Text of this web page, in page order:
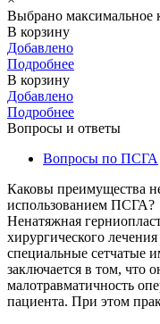
Выбрано максимальное
В корзину
Добавлено
Подробнее
В корзину
Добавлено
Подробнее
Вопросы и ответы
Вопросы по ПСГА
Каковы преимущества
использованием ПСГА?
Ненатяжная
хирургического
специальные сетчатые
заключается в том, что
малотравматичность
пациента. При этом